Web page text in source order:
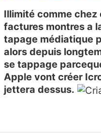
Illimité comme chez
factures montres a
tapage médiatique
alors depuis
se tappage
Apple vont créer
jettera dessus.